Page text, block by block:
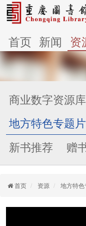
首页 新闻 资
商业数字资源库
地方特色专题片
新书推荐
赠
首页 资源 地方特